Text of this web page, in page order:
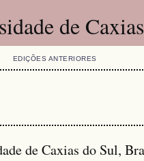
de
EDIÇÕES ANTERIORES
de Caxias do Sul,